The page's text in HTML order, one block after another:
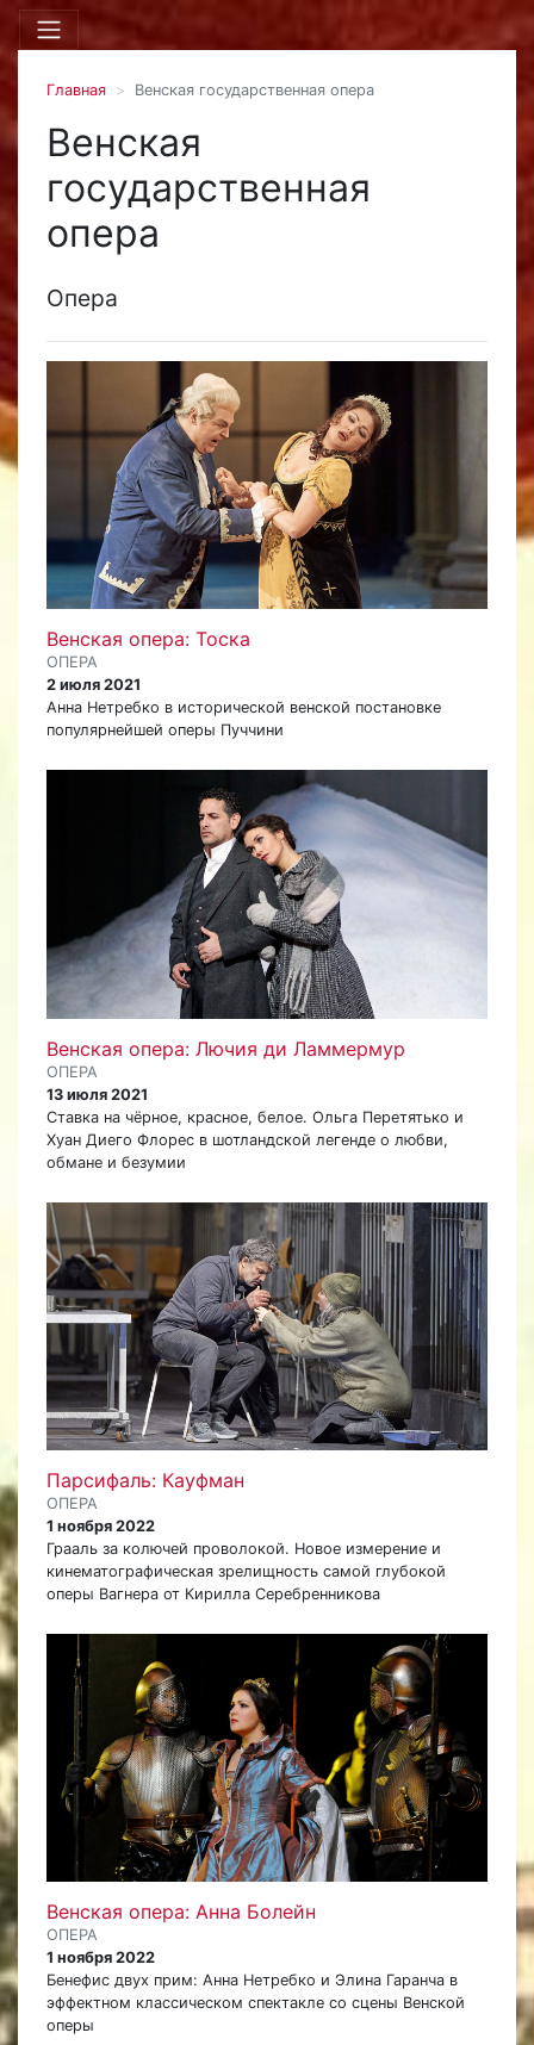
Главная Венская государственная опера
Венская
государственная
опера
Опера
Венская опера: Тоска
ОПЕРА
2 июля 2021
Анна Нетребко в исторической венской постановке
популярнейшей оперы Пуччини
Венская опера: Лючия ди Ламмермур
ОПЕРА
13 июля 2021
Ставка на чёрное, красное, белое. Ольга Перетятько и
Хуан Диего Флорес в шотландской легенде о любви,
обмане и безумии
Парсифаль: Кауфман
ОПЕРА
1 ноября 2022
Грааль за колючей проволокой. Новое измерение и
кинематографическая зрелищность самой глубокой
оперы Вагнера от Кирилла Серебренникова
Венская опера: Анна Болейн
ОПЕРА
1 ноября 2022
Бенефис двух прим: Анна Нетребко и Элина Гаранча в
эффектном классическом спектакле со сцены Венской
оперы